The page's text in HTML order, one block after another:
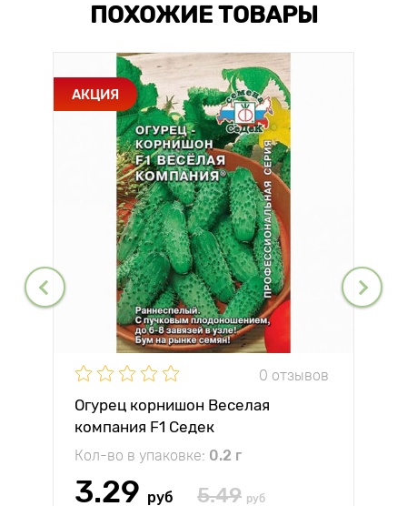
ПОХОЖИЕ ТОВАРЫ
АКЦИЯ
0 отзывов
Огурец корнишон Веселая
компания F1 Седек
Кол-во в упаковке: 0.2 г
3.29 руб 5.49 руб